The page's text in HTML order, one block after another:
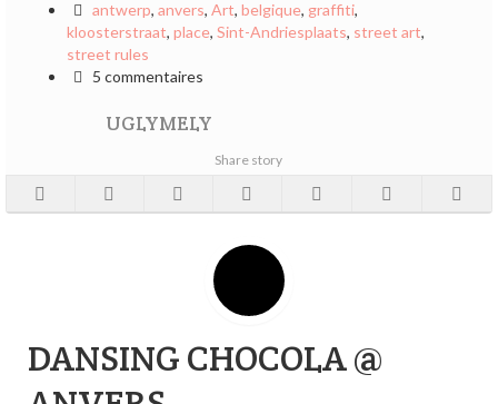
antwerp, anvers, Art, belgique, graffiti,
kloosterstraat, place, Sint-Andriesplaats, street art,
street rules
5 commentaires
UGLYMELY
Share story
DANSING CHOCOLA @